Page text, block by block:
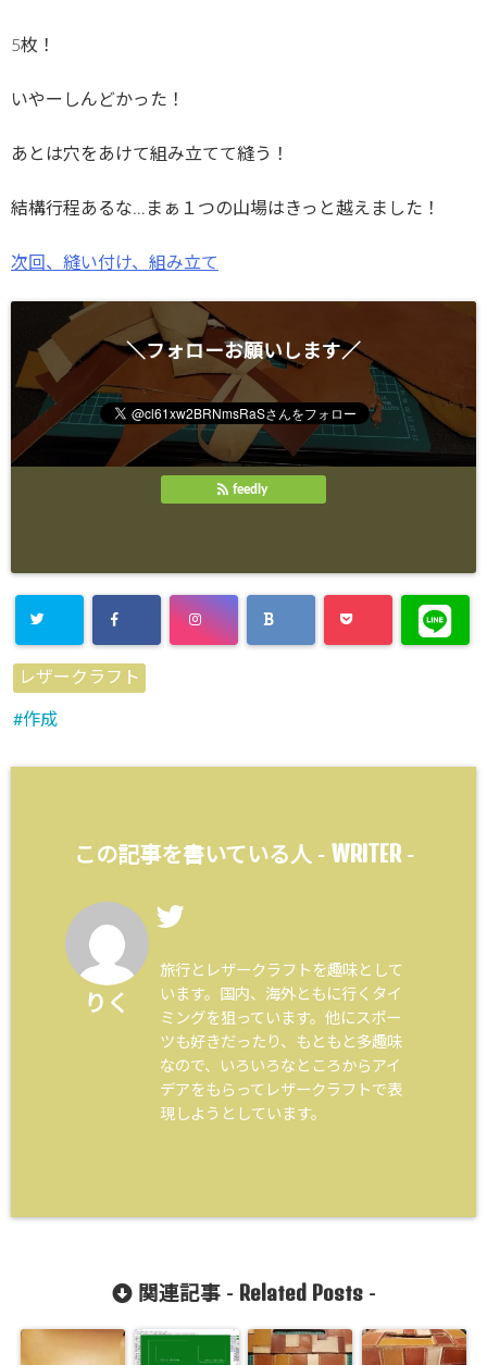
5枚！
いやーしんどかった！
あとは穴をあけて組み立てて縫う！
結構行程あるな…まぁ１つの山場はきっと越えました！
次回、縫い付け、組み立て
＼フォローお願いします／
feedly
レザークラフト
作成
この記事を書いている人 - WRITER-
りく
旅行とレザークラフトを趣味として
います。国内、海外ともに行くタイ
ミングを狙っています。他にスポー
ツも好きだったり、もともと多趣味
なので、いろいろなところからアイ
デアをもらってレザークラフトで表
現しようとしています。
関連記事 - Related Posts-